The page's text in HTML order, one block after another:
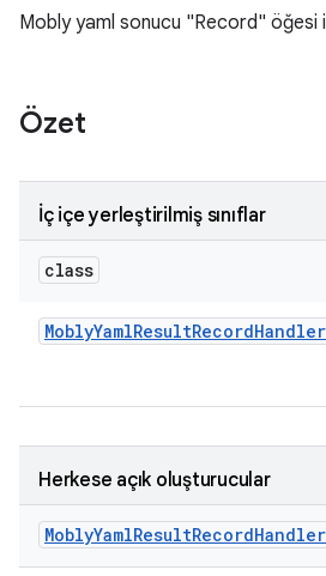
Mobly yaml sonucu "Record" öğesi
Özet
İç içe yerleştirilmiş sınıflar
class
MoblyYamlResultRecordHandler
Herkese açık oluşturucular
MoblyYamlResultRecordHandler